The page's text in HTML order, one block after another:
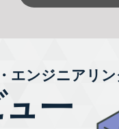
エンジニアリ
ュー